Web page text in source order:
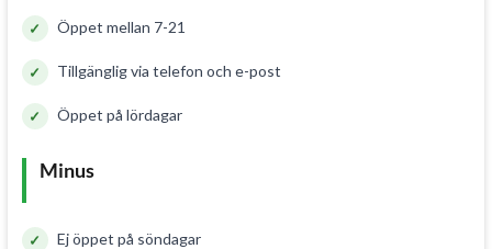
Öppet mellan 7-21
Tillgänglig via telefon och e-post
Öppet på lördagar
Minus
Ej öppet på söndagar